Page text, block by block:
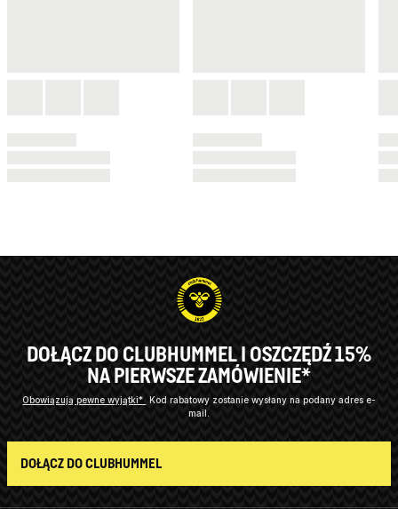
DOŁĄCZ DO CLUBHUMMEL I OSZCZĘDŹ 15%
NA PIERWSZE ZAMÓWIENIE*
Obowiązują pewne wyjątki* Kod rabatowy zostanie wysłany na podany adres e-
mail.
DOŁĄCZ DO CLUBHUMMEL